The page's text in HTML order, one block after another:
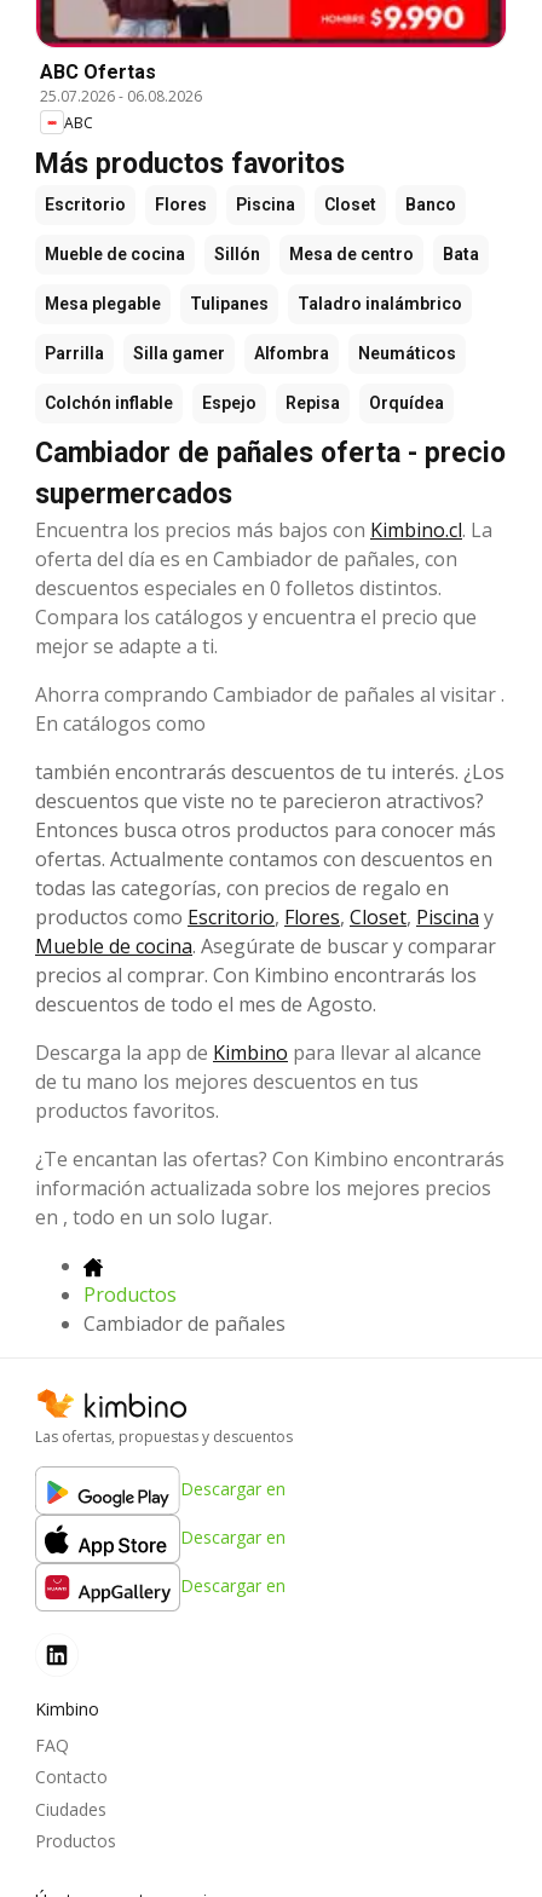
ABC Ofertas
25.07.2026- 06.08.2026
ABC
Más productos favoritos
Escritorio Flores Piscina Closet Banco
Mueble de cocina Sillón Mesa de centro Bata
Mesa plegable Tulipanes Taladro inalámbrico
Parrilla Silla gamer Alfombra Neumáticos
Colchón inflable Espejo Repisa Orquídea
Cambiador de pañales oferta - precio
supermercados
Encuentra los precios más bajos con Kimbino.cl. La
oferta del día es en Cambiador de pañales, con
descuentos especiales en 0 folletos distintos.
Compara los catálogos y encuentra el precio que
mejor se adapte a ti.
Ahorra comprando Cambiador de pañales al visitar .
En catálogos como
también encontrarás descuentos de tu interés. ¿Los
descuentos que viste no te parecieron atractivos?
Entonces busca otros productos para conocer más
ofertas. Actualmente contamos con descuentos en
todas las categorías, con precios de regalo en
productos como Escritorio, Flores, Closet, Piscina y
Mueble de cocina. Asegúrate de buscar y comparar
precios al comprar. Con Kimbino encontrarás los
descuentos de todo el mes de Agosto.
Descarga la app de Kimbino para llevar al alcance
de tu mano los mejores descuentos en tus
productos favoritos.
¿Te encantan las ofertas? Con Kimbino encontrarás
información actualizada sobre los mejores precios
en , todo en un solo lugar.
Productos
Cambiador de pañales
Las ofertas, propuestas y descuentos
Descargar en
Descargar en
Descargar en
Kimbino
FAQ
Contacto
Ciudades
Productos